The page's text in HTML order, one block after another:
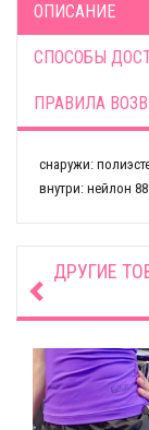
ОПИСАНИЕ
СПОСОБЫ
ПРАВИЛА
снаружи:
внутри: нейлон
ДРУГИЕ